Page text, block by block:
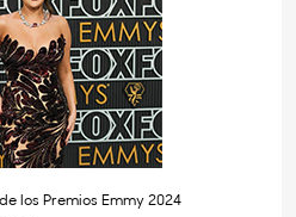
los Premios Emmy 2024